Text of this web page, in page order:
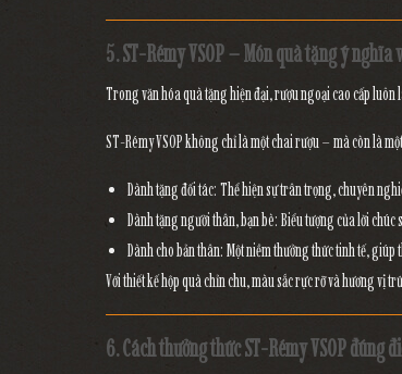
5. ST-Rémy VSOP – Món quà tặng ý nghĩa
Trong văn hóa quà tặng hiện đại,rượu ngoại cao cấpluôn
ST-Rémy VSOPkhông chỉ là một chai rượu – mà còn là
Dành tặng đối tác: Thể hiện sự trân trọng, chuyên
Dành tặng người thân, bạn bè: Biểu tượng của lời
Dành cho bản thân: Một niềm thưởng thức tinh tế,
Với thiết kế hộp quà chỉn chu, màu sắc rực rỡ và hương vị
6. Cách thưởng thức ST-Rémy VSOP đúng